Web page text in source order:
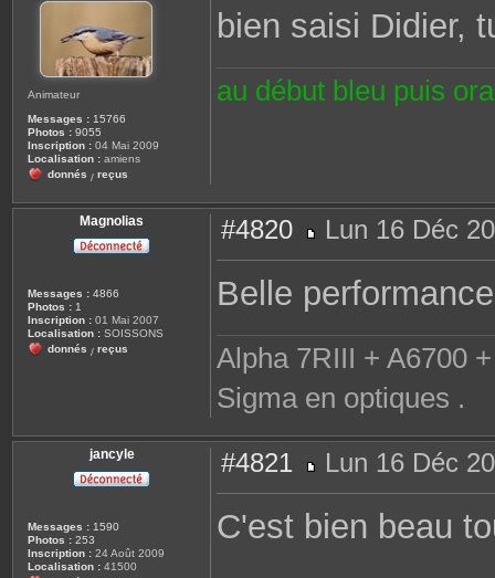
Animateur
Messages : 15766
Photos : 9055
Inscription : 04 Mai 2009
Localisation : amiens
donnés / reçus
s
a
bien saisi Didier,
au début bleu puis
Magnolias
Messages : 4866
Photos : 1
Inscription : 01 Mai 2007
Localisation : SOISSONS
donnés / reçus
#4820
e
a
Lun 16 Déc
Belle
Alpha 7RIII + A6700
Sigma en optiques .
jancyle
Messages : 1590
Photos : 253
Inscription : 24 Août 2009
Localisation : 41500
#4821
e
s
a
Lun 16 Déc
C'est bien beau